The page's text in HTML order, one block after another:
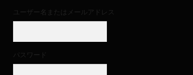
ユーザー名またはメールアドレス
パスワード